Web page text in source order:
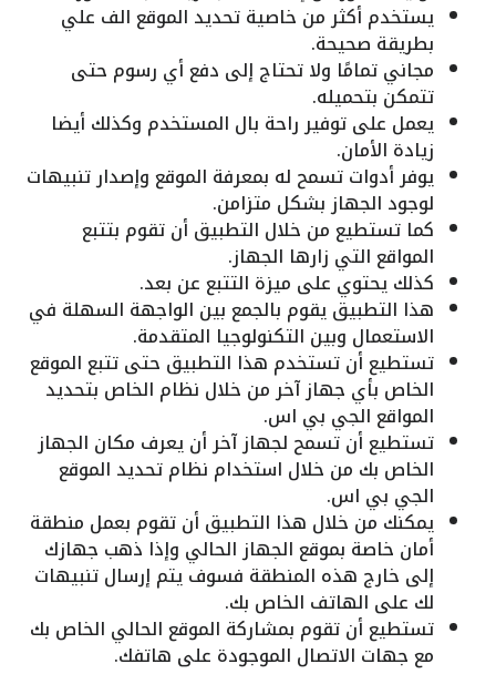
يستخدم أكثر من خاصية تحديد الموقع الف علي
بطريقة صحيحة.
مجاني تمامًا ولا تحتاج إلى دفع أي رسوم حتى
تتمكن بتحميله.
يعمل على توفير راحة بال المستخدم وكذلك أيضا
زيادة الأمان.
يوفر أدوات تسمح له بمعرفة الموقع وإصدار تنبيهات
لوجود الجهاز بشكل متزامن.
كما تستطيع من خلال التطبيق أن تقوم بتتبع
المواقع التي زارها الجهاز.
كذلك يحتوي على ميزة التتبع عن بعد.
هذا التطبيق يقوم بالجمع بين الواجهة السهلة في
الاستعمال وبين التكنولوجيا المتقدمة.
تستطيع أن تستخدم هذا التطبيق حتى تتبع الموقع
الخاص بأي جهاز آخر من خلال نظام الخاص بتحديد
المواقع الجي بي اس.
تستطيع أن تسمح لجهاز آخر أن يعرف مكان الجهاز
الخاص بك من خلال استخدام نظام تحديد الموقع
الجي بي اس.
يمكنك من خلال هذا التطبيق أن تقوم بعمل منطقة
أمان خاصة بموقع الجهاز الحالي وإذا ذهب جهازك
إلى خارج هذه المنطقة فسوف يتم إرسال تنبيهات
لك على الهاتف الخاص بك.
تستطيع أن تقوم بمشاركة الموقع الحالي الخاص بك
مع جهات الاتصال الموجودة على هاتفك.